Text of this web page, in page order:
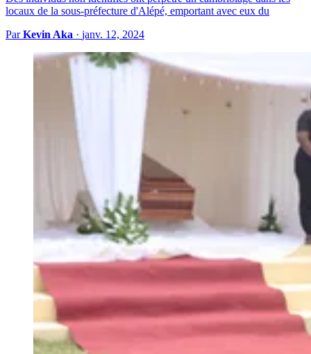
locaux de la sous-préfecture d'Alépé, emportant avec eux du
ParKevin Aka · janv. 12, 2024